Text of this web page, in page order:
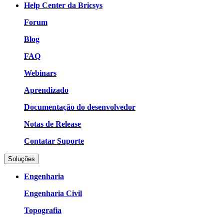
Help Center da Bricsys
Forum
Blog
FAQ
Webinars
Aprendizado
Documentação do desenvolvedor
Notas de Release
Contatar Suporte
Soluções
Engenharia
Engenharia Civil
Topografia